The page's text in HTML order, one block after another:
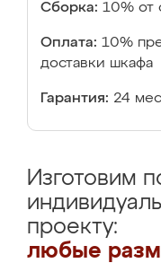
Сборка: 10% от
Оплата: 10%
доставки шкафа
Гарантия: 24
Изготовим
проекту:
любые